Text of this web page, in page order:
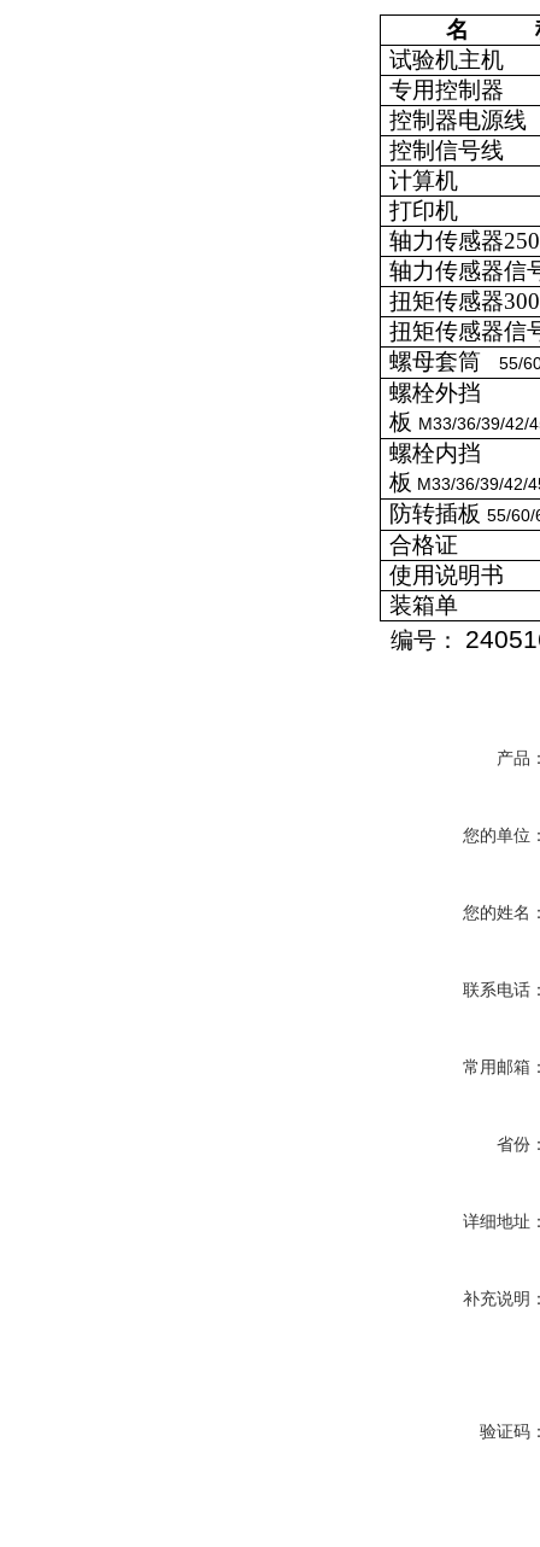
名
试验机主机
专用控制器
控制器电源线
控制信号线
计算机
打印机
轴力传感器25
轴力传感器信
扭矩传感器30
扭矩传感器信
螺母套筒 55/
螺栓外挡
板 M33/36/39/42/
螺栓内挡
板 M33/36/39/42/
防转插板 55/60/
合格证
使用说明书
装箱单
编号 ：
产品
您的单位
您的姓名
联系电话
常用邮箱
省份
详细地址
补充说明
验证码